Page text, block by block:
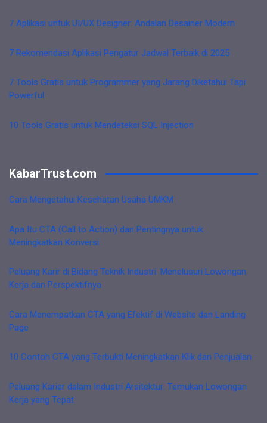
7 Aplikasi untuk UI/UX Designer: Andalan Desainer Modern
7 Rekomendasi Aplikasi Pengatur Jadwal Terbaik di 2025
7 Tools Gratis untuk Programmer yang Jarang Diketahui Tapi
Powerful
10 Tools Gratis untuk Mendeteksi SQL Injection
KabarTrust.com
Cara Mengetahui Kesehatan Usaha UMKM
Apa Itu CTA (Call to Action) dan Pentingnya untuk
Meningkatkan Konversi
Peluang Karir di Bidang Teknik Industri: Menelusuri Lowongan
Kerja dan Perspektifnya
Cara Menempatkan CTA yang Efektif di Website dan Landing
Page
10 Contoh CTA yang Terbukti Meningkatkan Klik dan Penjualan
Peluang Karier dalam Industri Arsitektur: Temukan Lowongan
Kerja yang Tepat